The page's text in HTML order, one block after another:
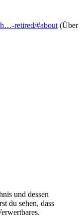
retired/#about (Über
und dessen
du sehen, dass